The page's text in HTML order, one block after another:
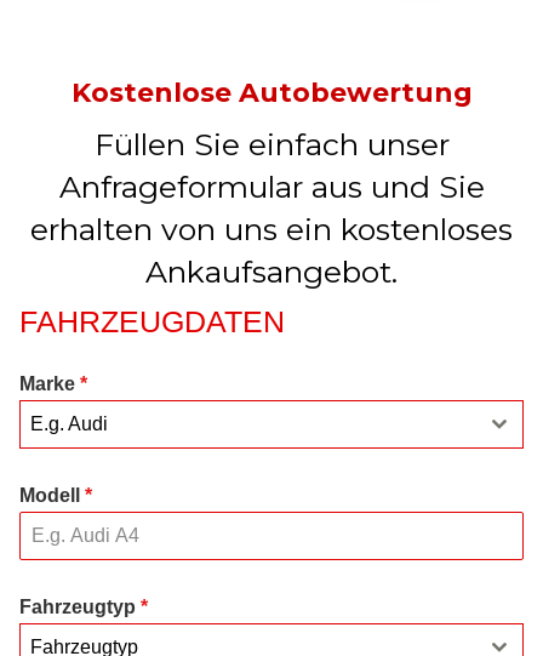
Kostenlose Autobewertung
Füllen Sie einfach unser
Anfrageformular aus und Sie
erhalten von uns ein kostenloses
Ankaufsangebot.
FAHRZEUGDATEN
Marke *
E.g. Audi
Modell *
Fahrzeugtyp *
Fahrzeugtyp